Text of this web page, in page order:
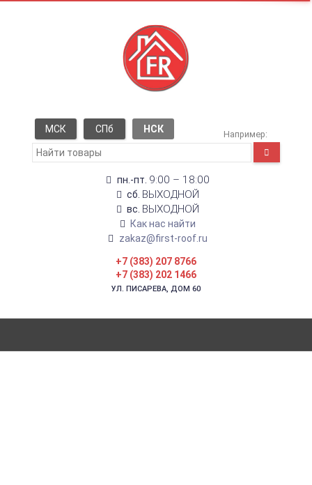
МСК СПб НСК Например:
пн.-пт. 9:00 – 18:00
сб. ВЫХОДНОЙ
вс. ВЫХОДНОЙ
Как нас найти
zakaz@first-roof.ru
+7 (383) 207 8766
+7 (383) 202 1466
УЛ. ПИСАРЕВА, ДОМ 60